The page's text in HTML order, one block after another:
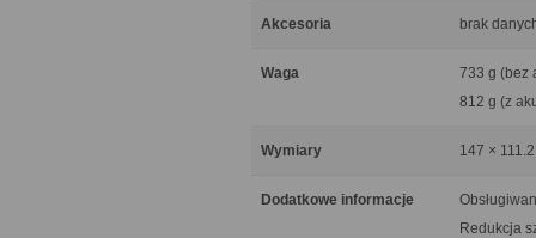
Akcesoria brak
Waga
733 g (bez
812 g (z
Wymiary 147 ×
Dodatkowe informacje
Redukcja